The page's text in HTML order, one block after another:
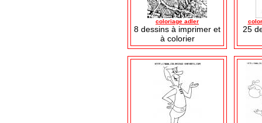
coloriage adler
8 dessins à imprimer et
à colorier
25